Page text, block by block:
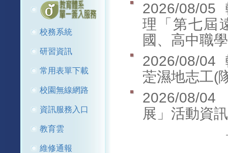
校務系統
研習資訊
常用表單下載
校園無線網路
資訊服務入口
教育雲
維修通報
2026/08/05
理「第七屆
國、高中職
2026/08/04
萣濕地志工(
2026/08/04
展」活動資訊